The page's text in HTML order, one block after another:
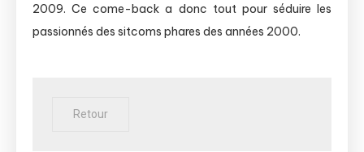
2009. Ce come-back a donc tout pour séduire les
passionnés des sitcoms phares des années 2000.